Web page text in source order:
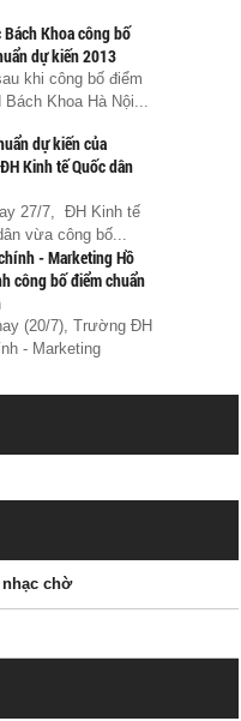
Khoa công bố
dự kiến 2013
khi công bố điểm
Khoa Hà Nội...
dự kiến của
Kinh tế Quốc dân
27/7, ĐH Kinh tế
vừa công bố...
- Marketing Hồ
công bố điểm chuẩn
(20/7), Trường ĐH
- Marketing
nhạc chờ